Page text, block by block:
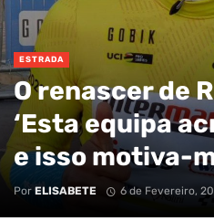
ESTRADA
O renascer de
‘Esta equipa
e isso motiva-
Por ELISABETE 6 de Fevereiro,